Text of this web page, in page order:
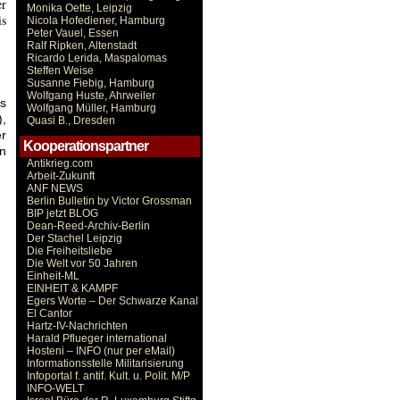
Monika Oette, Leipzig
Nicola Hofediener, Hamburg
Peter Vauel, Essen
Ralf Ripken, Altenstadt
Ricardo Lerida, Maspalomas
Steffen Weise
Susanne Fiebig, Hamburg
Wolfgang Huste, Ahrweiler
Wolfgang Müller, Hamburg
Quasi B., Dresden
Kooperationspartner
Antikrieg.com
Arbeit-Zukunft
ANF NEWS
Berlin Bulletin by Victor Grossman
BIP jetzt BLOG
Dean-Reed-Archiv-Berlin
Der Stachel Leipzig
Die Freiheitsliebe
Die Welt vor 50 Jahren
Einheit-ML
EINHEIT & KAMPF
Egers Worte – Der Schwarze Kanal
El Cantor
Hartz-IV-Nachrichten
Harald Pflueger international
Hosteni – INFO (nur per eMail)
Informationsstelle Militarisierung
Infoportal f. antif. Kult. u. Polit. M/P
INFO-WELT